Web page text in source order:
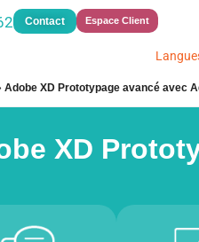
Contact Espace Client
Adobe XD Prototypage avancé avec
XD